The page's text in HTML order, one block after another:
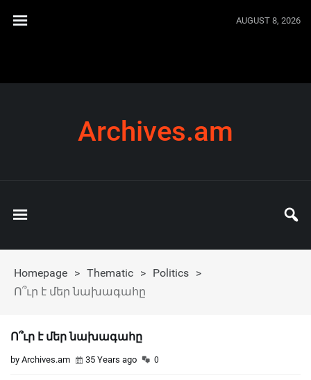
AUGUST 8, 2026
Archives.am
Homepage > Thematic > Politics >
Ո՞ւր է մեր նախագահը
Ո՞ւր է մեր նախագահը
by Archives.am 35 Years ago 0